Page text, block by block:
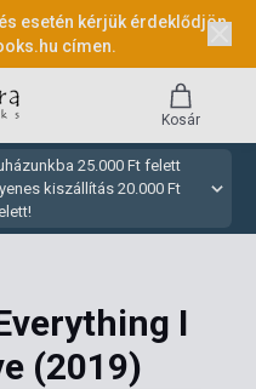
esetén kérjük érdeklődjön
címen.
25.000 Ft felett
kiszállítás 20.000 Ft
Kosár
I
(2019)